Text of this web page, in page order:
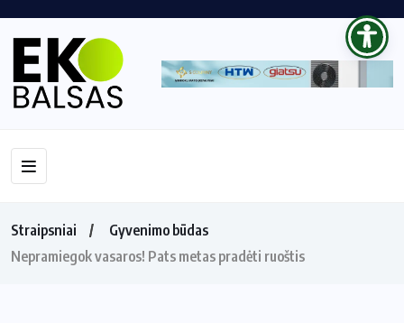
Straipsniai
Gyvenimo būdas
Nepramiegok vasaros! Pats metas pradėti ruoštis